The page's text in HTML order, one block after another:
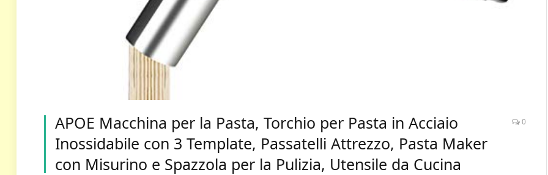
APOE Macchina per la Pasta, Torchio per Pasta in Acciaio
Inossidabile con 3 Template, Passatelli Attrezzo, Pasta Maker
con Misurino e Spazzola per la Pulizia, Utensile da Cucina
0